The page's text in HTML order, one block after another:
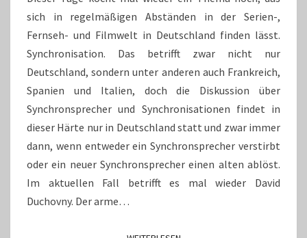
sich in regelmäßigen Abständen in der Serien-,
Fernseh- und Filmwelt in Deutschland finden lässt.
Synchronisation. Das betrifft zwar nicht nur
Deutschland, sondern unter anderen auch Frankreich,
Spanien und Italien, doch die Diskussion über
Synchronsprecher und Synchronisationen findet in
dieser Härte nur in Deutschland statt und zwar immer
dann, wenn entweder ein Synchronsprecher verstirbt
oder ein neuer Synchronsprecher einen alten ablöst.
Im aktuellen Fall betrifft es mal wieder David
Duchovny. Der arme…